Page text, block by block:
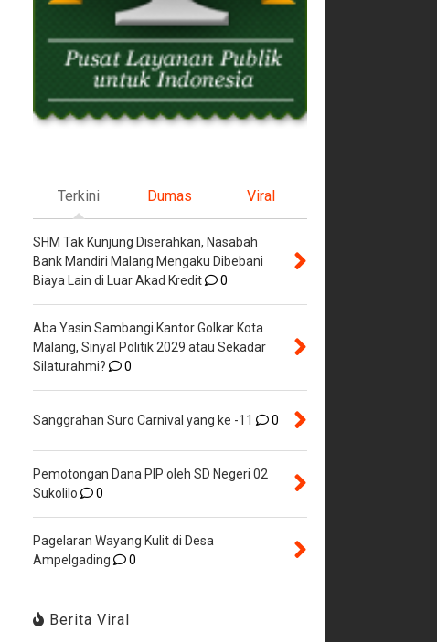
Terkini Dumas Viral
SHM Tak Kunjung Diserahkan, Nasabah
Bank Mandiri Malang Mengaku Dibebani
Biaya Lain di Luar Akad Kredit
0
Aba Yasin Sambangi Kantor Golkar Kota
Malang, Sinyal Politik 2029 atau Sekadar
Silaturahmi?
0
Sanggrahan Suro Carnival yang ke -11 0
Pemotongan Dana PIP oleh SD Negeri 02
Sukolilo
0
Pagelaran Wayang Kulit di Desa
Ampelgading
0
Berita Viral